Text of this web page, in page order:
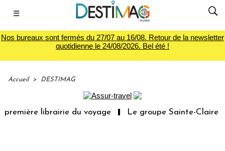
☰
Nos bureaux sont fermés du 27/07 au 16/08. Retour de la newsletter
quotidienne le 24/08/2026. Bel été !
Accueil > DESTIMAG
librairie du voyage Le groupe Sainte-Claire